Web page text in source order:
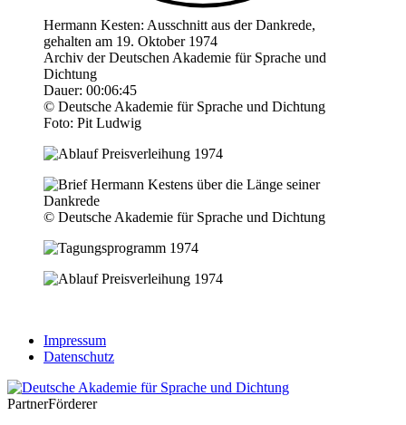
Hermann Kesten: Ausschnitt aus der Dankrede,
gehalten am 19. Oktober 1974
Archiv der Deutschen Akademie für Sprache und
Dichtung
Dauer: 00:06:45
© Deutsche Akademie für Sprache und Dichtung
Foto: Pit Ludwig
© Deutsche Akademie für Sprache und Dichtung
Impressum
Datenschutz
PartnerFörderer